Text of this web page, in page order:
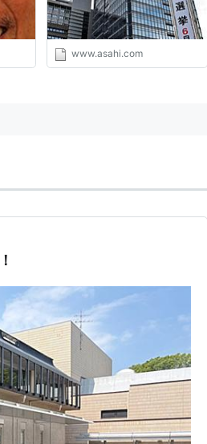
www.asahi.com